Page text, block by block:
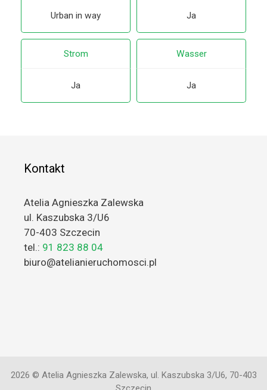
Urban in way Ja
Strom
Ja
Wasser
Ja
Kontakt
Atelia Agnieszka Zalewska
ul. Kaszubska 3/U6
70-403 Szczecin
tel.: 91 823 88 04
biuro@atelianieruchomosci.pl
2026 © Atelia Agnieszka Zalewska, ul. Kaszubska 3/U6, 70-403